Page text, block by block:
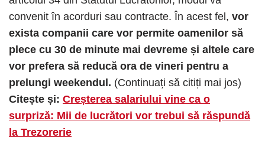
convenit în acorduri sau contracte. În acest fel, vor
exista companii care vor permite oamenilor să
plece cu 30 de minute mai devreme și altele care
vor prefera să reducă ora de vineri pentru a
prelungi weekendul. (Continuați să citiți mai jos)
Citește și: Creșterea salariului vine ca o
surpriză: Mii de lucrători vor trebui să răspundă
la Trezorerie